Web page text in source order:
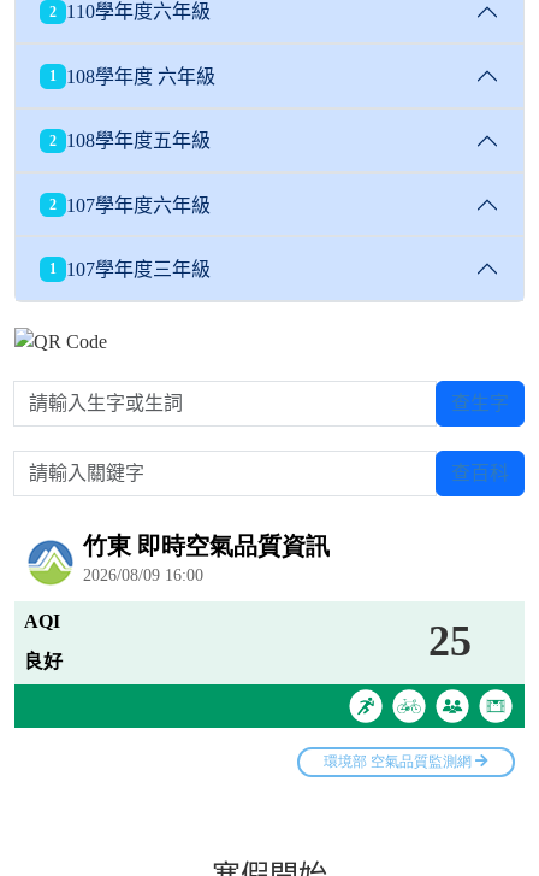
2 110學年度六年級
1 108學年度 六年級
2 108學年度五年級
2 107學年度六年級
1 107學年度三年級
請輸入生字或生詞 查生字
請輸入關鍵字 查百科